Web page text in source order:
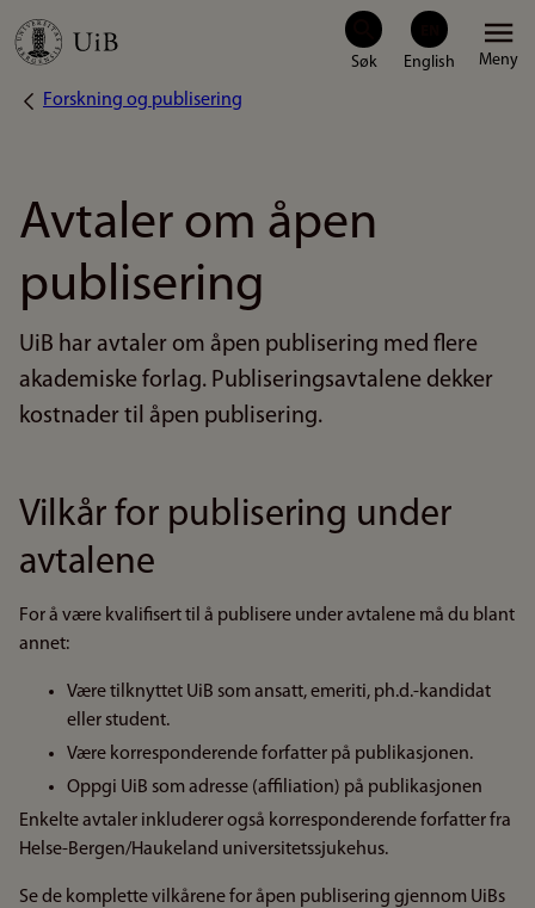
Hopp
hovedinnhold
Meny
Navigasjonssti
Forskning og publisering
Avtaler om åpen
publisering
UiB har avtaler om åpen publisering med flere
akademiske forlag. Publiseringsavtalene dekker
kostnader til åpen publisering.
Vilkår for publisering under
avtalene
For å være kvalifisert til å publisere under avtalene må du blant
annet:
Være tilknyttet UiB som ansatt, emeriti, ph.d.-kandidat
eller student.
Være korresponderende forfatter på publikasjonen.
Oppgi UiB som adresse (affiliation) på publikasjonen
Enkelte avtaler inkluderer også korresponderende forfatter fra
Helse-Bergen/Haukeland universitetssjukehus.
Se de komplette vilkårene for åpen publisering gjennom UiBs